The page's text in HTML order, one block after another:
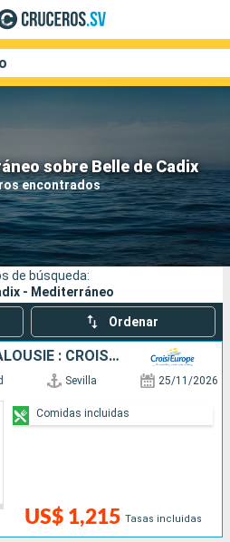
sobre Belle de Cadix
encontrados
Compañías
Buscar
de búsqueda:
- Mediterráneo
Ordenar
L'ÂME DE NOËL EN ANDALOUSIE : CROISIÈRE AU COEUR DE LA NATIVITÉ, AU RYTHME DES TRADITIONS DE NOËL ESPAGNOLES ET DES MARCHÉS FESTIFS
Sevilla 25/11/2026
US$ 1,215 Tasas incluidas
Comidas incluidas